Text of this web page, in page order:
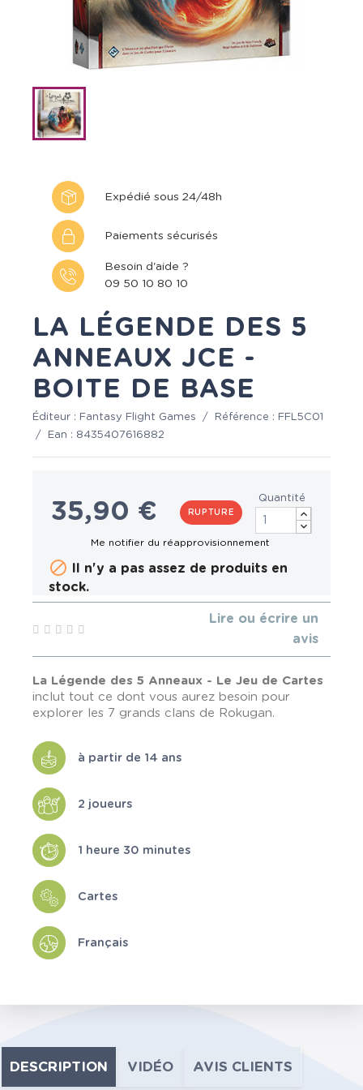
Expédié sous 24/48h
Paiements sécurisés
Besoin d'aide ?
09 50 10 80 10
LA LÉGENDE DES 5
ANNEAUX JCE -
BOITE DE BASE
Éditeur : Fantasy Flight Games / Référence : FFL5C01
/
Ean : 8435407616882
35,90 € RUPTURE
Quantité
 Il n'y a pas assez de produits en
stock.
Lire ou écrire un
avis
La Légende des 5 Anneaux - Le Jeu de Cartes
inclut tout ce dont vous aurez besoin pour
explorer les 7 grands clans de Rokugan.
à partir de 14 ans
2 joueurs
1 heure 30 minutes
Cartes
Français
DESCRIPTION VIDÉO AVIS CLIENTS